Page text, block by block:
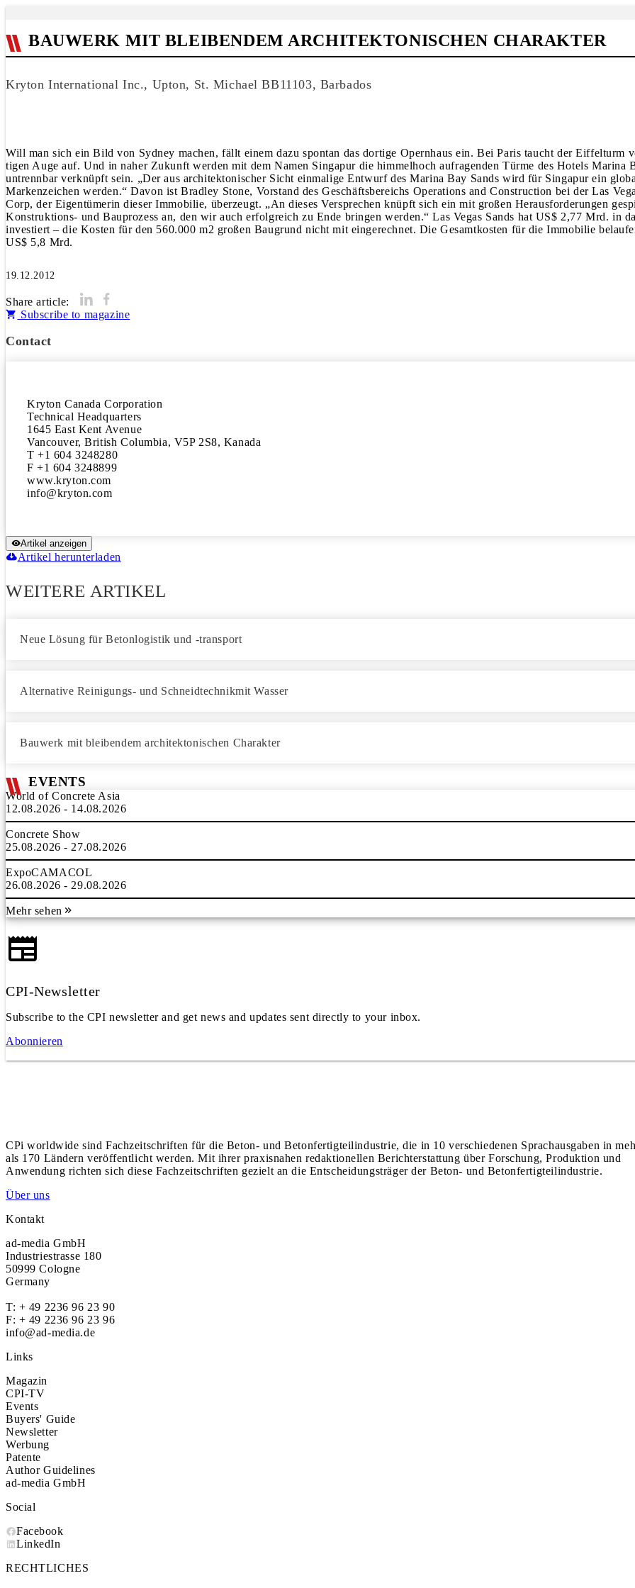
BAUWERK MIT BLEIBENDEM ARCHITEKTONISCHEN CHARAKTER
Kryton International Inc., Upton, St. Michael BB11103, Barbados
Will man sich ein Bild von Sydney machen, fällt einem dazu spontan das dortige Opernhaus ein. Bei Paris taucht der Eiffelturm
tigen Auge auf. Und in naher Zukunft werden mit dem Namen Singapur die himmelhoch aufragenden Türme des Hotels Marina
untrennbar verknüpft sein. „Der aus architektonischer Sicht einmalige Entwurf des Marina Bay Sands wird für Singapur ein
Markenzeichen werden.“ Davon ist Bradley Stone, Vorstand des Geschäftsbereichs Operations and Construction bei der Las
Corp, der Eigentümerin dieser Immobilie, überzeugt. „An dieses Versprechen knüpft sich ein mit großen Herausforderungen
Konstruktions- und Bauprozess an, den wir auch erfolgreich zu Ende bringen werden.“ Las Vegas Sands hat US$ 2,77 Mrd. in
investiert – die Kosten für den 560.000 m2 großen Baugrund nicht mit eingerechnet. Die Gesamtkosten für die Immobilie
US$ 5,8 Mrd.
19.12.2012
Share article:
Subscribe to magazine
Contact
Kryton Canada Corporation
Technical Headquarters
1645 East Kent Avenue
Vancouver, British Columbia, V5P 2S8, Kanada
T +1 604 3248280
F +1 604 3248899
www.kryton.com
Artikel anzeigen
Artikel herunterladen
WEITERE ARTIKEL
Neue Lösung für Betonlogistik und -transport
Alternative Reinigungs- und Schneidtechnikmit Wasser
Bauwerk mit bleibendem architektonischen Charakter
EVENTS
World of Concrete Asia
12.08.2026 - 14.08.2026
Concrete Show
25.08.2026 - 27.08.2026
ExpoCAMACOL
26.08.2026 - 29.08.2026
Mehr sehen
CPI-Newsletter
Subscribe to the CPI newsletter and get news and updates sent directly to your inbox.
Abonnieren
CPi worldwide sind Fachzeitschriften für die Beton- und Betonfertigteilindustrie, die in 10 verschiedenen Sprachausgaben in
als 170 Ländern veröffentlicht werden. Mit ihrer praxisnahen redaktionellen Berichterstattung über Forschung, Produktion und
Anwendung richten sich diese Fachzeitschriften gezielt an die Entscheidungsträger der Beton- und Betonfertigteilindustrie.
Über uns
Kontakt
ad-media GmbH
Industriestrasse 180
50999 Cologne
Germany
T: + 49 2236 96 23 90
F: + 49 2236 96 23 96
info@ad-media.de
Links
Magazin
CPI-TV
Events
Buyers' Guide
Newsletter
Werbung
Patente
Author Guidelines
ad-media GmbH
Social
Facebook
LinkedIn
RECHTLICHES